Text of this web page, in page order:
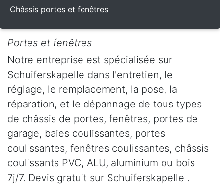
Châssis portes et fenêtres
Portes et fenêtres
Notre entreprise est spécialisée sur
Schuiferskapelle dans l'entretien, le
réglage, le remplacement, la pose, la
réparation, et le dépannage de tous types
de châssis de portes, fenêtres, portes de
garage, baies coulissantes, portes
coulissantes, fenêtres coulissantes, châssis
coulissants PVC, ALU, aluminium ou bois
7j/7. Devis gratuit sur Schuiferskapelle .